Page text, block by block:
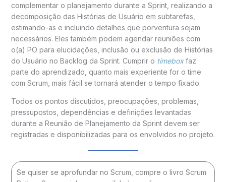
complementar o planejamento durante a Sprint, realizando a
decomposição das Histórias de Usuário em subtarefas,
estimando-as e incluindo detalhes que porventura sejam
necessários. Eles também podem agendar reuniões com
o(a) PO para elucidações, inclusão ou exclusão de Histórias
do Usuário no Backlog da Sprint. Cumprir o timeboxfaz
parte do aprendizado, quanto mais experiente for o time
com Scrum, mais fácil se tornará atender o tempo fixado.
Todos os pontos discutidos, preocupações, problemas,
pressupostos, dependências e definições levantadas
durante a Reunião de Planejamento da Sprint devem ser
registradas e disponibilizadas para os envolvidos no projeto.
Se quiser se aprofundar no Scrum, compre o livro Scrum